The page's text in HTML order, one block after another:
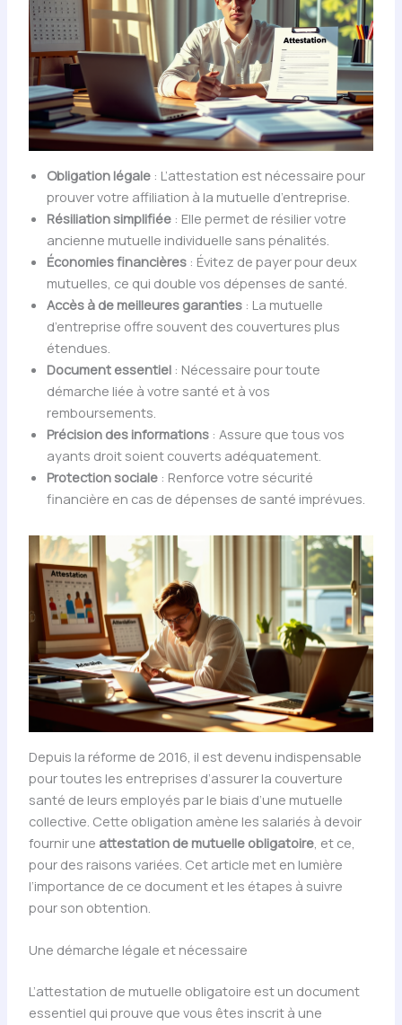
Obligation légale: L’attestation est nécessaire pour
prouver votre affiliation à la mutuelle d’entreprise.
Résiliation simplifiée: Elle permet de résilier votre
ancienne mutuelle individuelle sans pénalités.
Économies financières: Évitez de payer pour deux
mutuelles, ce qui double vos dépenses de santé.
Accès à de meilleures garanties: La mutuelle
d’entreprise offre souvent des couvertures plus
étendues.
Document essentiel: Nécessaire pour toute
démarche liée à votre santé et à vos
remboursements.
Précision des informations: Assure que tous vos
ayants droit soient couverts adéquatement.
Protection sociale: Renforce votre sécurité
financière en cas de dépenses de santé imprévues.
Depuis la réforme de 2016, il est devenu indispensable
pour toutes les entreprises d’assurer la couverture
santé de leurs employés par le biais d’une mutuelle
collective. Cette obligation amène les salariés à devoir
fournir une attestation de mutuelle obligatoire, et ce,
pour des raisons variées. Cet article met en lumière
l’importance de ce document et les étapes à suivre
pour son obtention.
Une démarche légale et nécessaire
L’attestation de mutuelle obligatoire est un document
essentiel qui prouve que vous êtes inscrit à une